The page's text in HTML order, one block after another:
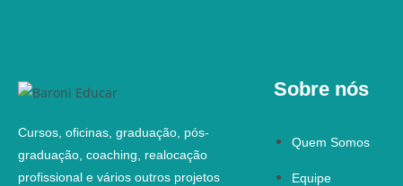
Cursos, oficinas, graduação, pós-
graduação, coaching, realocação
profissional e vários outros projetos
Sobre nós
Quem Somos
Equipe